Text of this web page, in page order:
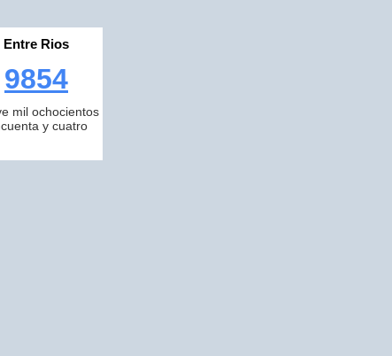
Entre Rios
9854
mil ochocientos
y cuatro